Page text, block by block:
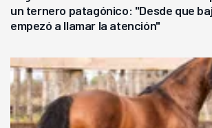
un ternero patagónico: "Desde que
empezó a llamar la atención"